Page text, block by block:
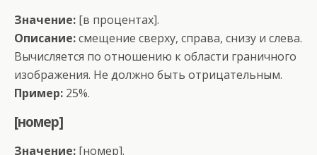
Значение: [в процентах].
Описание:смещение сверху, справа, снизу и слева.
Вычисляется по отношению к области граничного
изображения. Не должно быть отрицательным.
Пример: 25%.
[номер]
Значение: [номер].